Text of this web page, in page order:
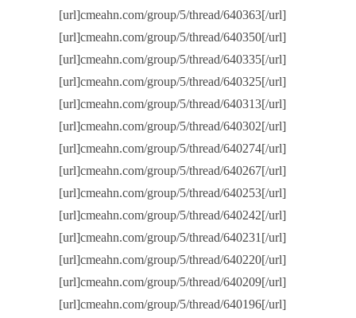
[url]cmeahn.com/group/5/thread/640363[/url]
[url]cmeahn.com/group/5/thread/640350[/url]
[url]cmeahn.com/group/5/thread/640335[/url]
[url]cmeahn.com/group/5/thread/640325[/url]
[url]cmeahn.com/group/5/thread/640313[/url]
[url]cmeahn.com/group/5/thread/640302[/url]
[url]cmeahn.com/group/5/thread/640274[/url]
[url]cmeahn.com/group/5/thread/640267[/url]
[url]cmeahn.com/group/5/thread/640253[/url]
[url]cmeahn.com/group/5/thread/640242[/url]
[url]cmeahn.com/group/5/thread/640231[/url]
[url]cmeahn.com/group/5/thread/640220[/url]
[url]cmeahn.com/group/5/thread/640209[/url]
[url]cmeahn.com/group/5/thread/640196[/url]